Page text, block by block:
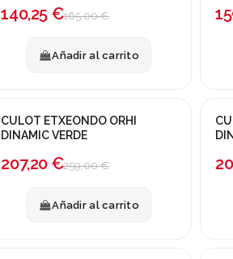
140,25 €165,00 €
Añadir al carrito
¡En oferta!
CULOT ETXEONDO ORHI
DINAMIC VERDE
207,20 €259,00 €
Añadir al carrito